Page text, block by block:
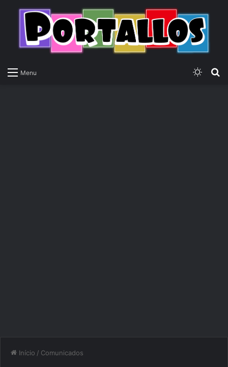
Menu
Início / Comunicados